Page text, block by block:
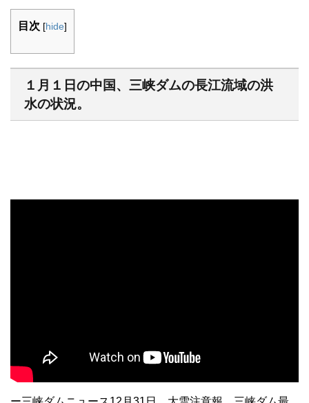
目次 [hide]
１月１日の中国、三峡ダムの長江流域の洪
水の状況。